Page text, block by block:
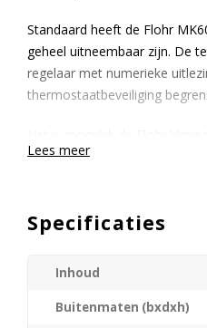
Standaard heeft de Flohr
geheel uitneembaar zijn. De
regelaar met numerieke
thermostaatbeveiliging
Dit is mogelijk binnen de
Uw apparaat wordt
Wij kunnen eventueel uw
Lees meer
Specificaties
Inhoud
Buitenmaten (bxdxh)